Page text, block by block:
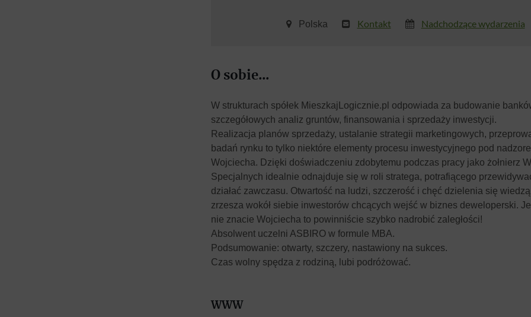
Polska Kontakt Nadchodzące wydarzenia
O sobie...
W strukturach spółek MieszkajLogicznie.pl odpowiada za budowanie
szczegółowych analiz gruntów, finansowania i sprzedaży inwestycji.
Realizacja planów sprzedaży, ustalanie strategii marketingowych,
badań rynku to tylko niektóre elementy procesu inwestycyjnego pod
Wojciecha. Dzięki doświadczeniu zdobytemu podczas pracy jako żołnierz
Specjalnych idealnie odnajduje się w roli stratega, potrafiącego
działać zawczasu. Otwartość na ludzi, szczerość i chęć dzielenia się
zrzesza wokół siebie inwestorów chcących wejść w biznes deweloperski.
nie znacie Wojciecha to powinniście szybko nadrobić zaległości!
Absolwent uczelni ASBIRO w formule MBA.
Podsumowanie: otwarty, szczery, nastawiony na sukces.
Czas wolny spędza z rodziną, lubi podróżować.
WWW